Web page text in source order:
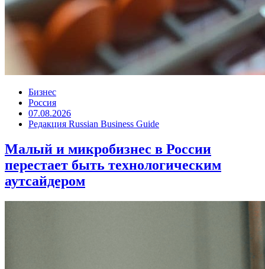
Бизнес
Россия
07.08.2026
Редакция Russian Business Guide
Малый и микробизнес в России
перестает быть технологическим
аутсайдером